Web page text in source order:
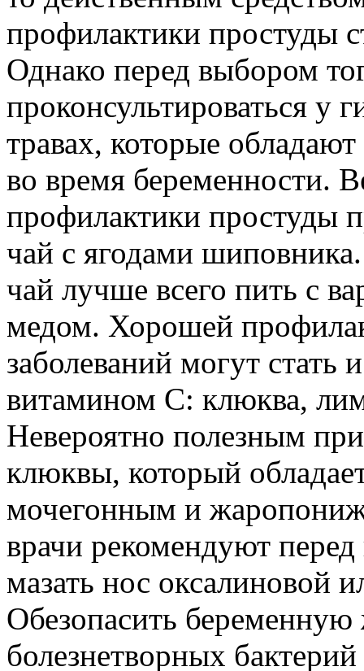
профилактики простуды
Однако перед выбором
проконсультироваться у
травах, которые
во время беременности.
профилактики простуды
чай с ягодами
чай лучше всего пить с
медом. Хорошей
заболеваний могут стать
витамином С: клюква,
Невероятно полезным
клюквы, который
мочегонным и
врачи рекомендуют
мазать нос оксалиновой
Обезопасить
болезнетворных